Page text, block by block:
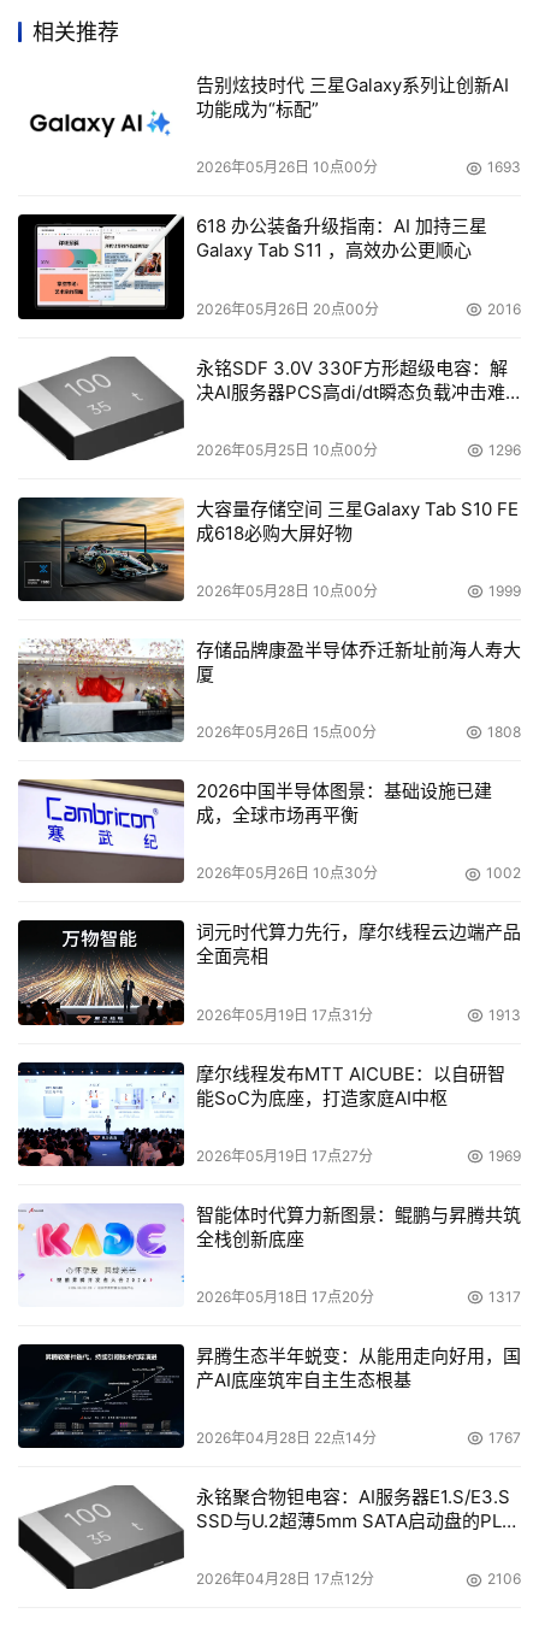
自动参照此文件，而无须查询远端的DNS，所以可以在一定
（一）、四种添加IP地址的方法：
1、 扫描历史记录：此功能是通过History选项卡来实
现的。FastNet99允许用户扫描浏览器中的历史记录，将已
Netscape Communicator、 Opera等三个主要的网络浏览
器，它们存放历史记录的目录或文件分别是
c:windowshistory目录、fat.db和global.dat文件。一般情
况下，当你按下Search the Registry（搜索注册表）后，
软件很快就可以正确地搜索到系统中已安装的浏览器并定位
历史记录。然后，按下Scan按钮，软件即开始扫描已访问
过的网址的IP地址，当然这时必须确保处于在线状态。扫描
结束后，会在中间的状态栏中显示具体的结果。
2、 扫描收藏夹（书签）：除了扫描历史记录外，
FastNet99还可以扫描上述三个浏览器的收藏夹（书签），
真是体贴之极。点击Bookmark选项卡即可进入。具体的实
现方法同上。在此要指出的是，IE、NC和Opera3.xx的收
bookmark.htm和opera3.adr文件。
3、 手工添加：Add选项卡为用户手工添加IP清单提
供了极大的方便。软件提供了两种手工添加方式：Find
IP”时，会在下面出现一个文本输入框，在此你输入想要查
找的文字网址，比如：http://www.chinabytecom
按OK按钮。如果查找到，将显示DONE，否则显示错误信
“查找URLs”，将会出现两个输入框，设置要查找的IP地址的
范围，程序会为你查找此范围内的所有的文字网址，当然目
的也是将扫描到的网址添加到IP清单中。
DNS上的IP清单，你可以使用软件自带的HostsMerge程
序，使你的电脑摇身一变而成为一个不小的DNS，不过这样
似乎太过夸张了一点。（二）、编辑IP清单：点击Edit选项
卡，进入IP清单的编辑。在此你可以对其进行删除、复制、
验证等操作。在最下方的Fast URLs Search（快速URLs搜
索）栏中填入网址，软件会象IE5.0的网址栏的智能输入那
样快速地找到网址，你不仅可以对其进行编辑，而且还可以
按工具栏中的Ping按钮，Ping一下网址的有关信息，非常方
用中效果不太理想。
三、 高级设置：
掌握以上方法就基本够用了，但是如果想让软件更好
项卡中，你可以定制FastNet99。点击Options，进入软件
的设置画面。General（常规）允许你定制软件的工作方
式，共有八个复选框：
相关推荐
告别炫技时代 三星Galaxy系列让创新AI
功能成为“标配”
2026年05月26日 10点00分 1693
618 办公装备升级指南：AI 加持三星
Galaxy Tab S11 ，高效办公更顺心
2026年05月26日 20点00分 2016
永铭SDF 3.0V 330F方形超级电容：解
决AI服务器PCS高di/dt瞬态负载冲击难
2026年05月25日 10点00分 1296
大容量存储空间 三星Galaxy Tab S10 FE
成618必购大屏好物
2026年05月28日 10点00分 1999
存储品牌康盈半导体乔迁新址前海人寿大
厦
2026年05月26日 15点00分 1808
2026中国半导体图景：基础设施已建
成，全球市场再平衡
2026年05月26日 10点30分 1002
词元时代算力先行，摩尔线程云边端产品
全面亮相
2026年05月19日 17点31分 1913
摩尔线程发布MTT AICUBE：以自研智
能SoC为底座，打造家庭AI中枢
2026年05月19日 17点27分 1969
智能体时代算力新图景：鲲鹏与昇腾共筑
全栈创新底座
2026年05月18日 17点20分 1317
昇腾生态半年蜕变：从能用走向好用，国
产AI底座筑牢自主生态根基
2026年04月28日 22点14分 1767
永铭聚合物钽电容：AI服务器E1.S/E3.S
SSD与U.2超薄5mm SATA启动盘的PLP
2026年04月28日 17点12分 2106